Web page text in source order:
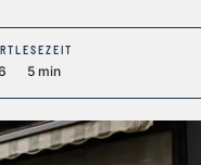
LESEZEIT
5 min